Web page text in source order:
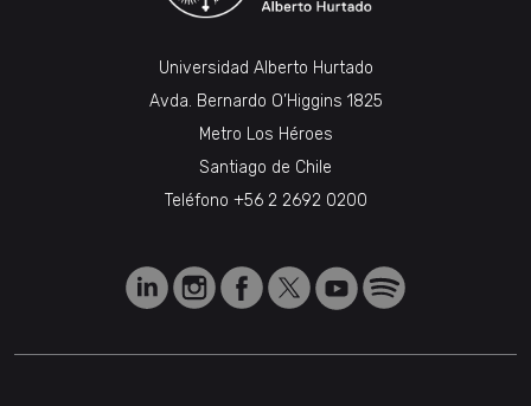
Universidad Alberto Hurtado
Avda. Bernardo O’Higgins 1825
Metro Los Héroes
Santiago de Chile
Teléfono +56 2 2692 0200